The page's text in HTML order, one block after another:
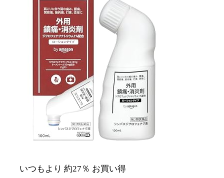
いつもより 約27％ お買い得